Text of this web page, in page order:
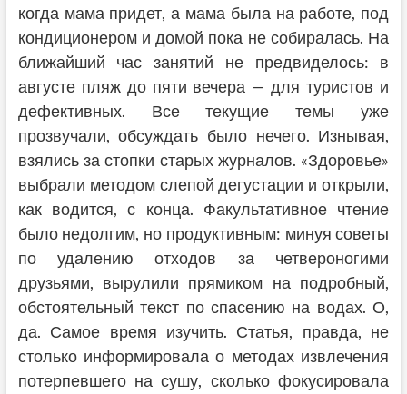
когда мама придет, а мама была на работе, под
кондиционером и домой пока не собиралась. На
ближайший час занятий не предвиделось: в
августе пляж до пяти вечера — для туристов и
дефективных. Все текущие темы уже
прозвучали, обсуждать было нечего. Изнывая,
взялись за стопки старых журналов. «Здоровье»
выбрали методом слепой дегустации и открыли,
как водится, с конца. Факультативное чтение
было недолгим, но продуктивным: минуя советы
по удалению отходов за четвероногими
друзьями, вырулили прямиком на подробный,
обстоятельный текст по спасению на водах. О,
да. Самое время изучить. Статья, правда, не
столько информировала о методах извлечения
потерпевшего на сушу, сколько фокусировала